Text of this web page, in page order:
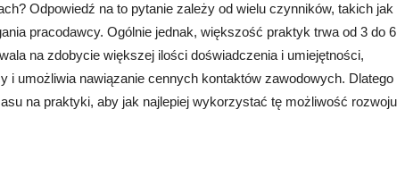
Odpowiedź na to pytanie zależy od wielu czynników, takich jak
pracodawcy. Ogólnie jednak, większość praktyk trwa od 3 do 6
na zdobycie większej ilości doświadczenia i umiejętności,
i umożliwia nawiązanie cennych kontaktów zawodowych. Dlatego
na praktyki, aby jak najlepiej wykorzystać tę możliwość rozwoju